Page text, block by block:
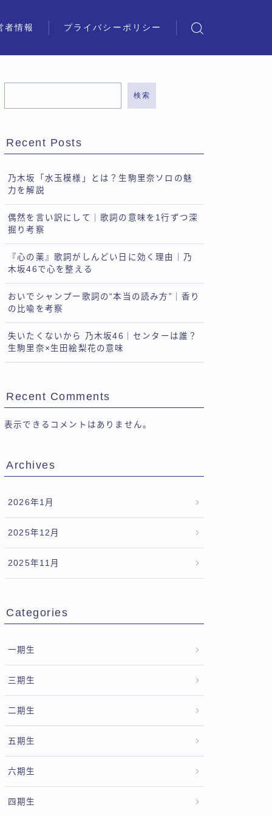
者情報 プライバシーポリシー
検索
Recent Posts
乃木坂「水玉模様」とは？生駒里奈ソロの魅
力を解説
偶然を言い訳にして｜歌詞の意味を1行ずつ深
掘り考察
『心の薬』歌詞がしんどい日に効く理由｜乃
木坂46で心を整える
おいでシャンプー歌詞の“本当の読み方”｜香り
の比喩を考察
失いたくないから 乃木坂46｜センターは誰？
生駒里奈×生田絵梨花の意味
Recent Comments
表示できるコメントはありません。
Archives
2026年1月
2025年12月
2025年11月
Categories
一期生
三期生
二期生
五期生
六期生
四期生